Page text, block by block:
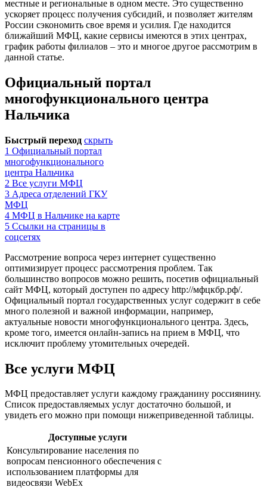
местные и региональные в одном месте. Это существенно
ускоряет процесс получения субсидий, и позволяет жителям
России сэкономить свое время и усилия. Где находится
ближайший МФЦ, какие сервисы имеются в этих центрах,
график работы филиалов – это и многое другое рассмотрим в
данной статье.
Официальный портал
многофункционального центра
Нальчика
Быстрый переход скрыть
1 Официальный портал
многофункционального
центра Нальчика
2 Все услуги МФЦ
3 Адреса отделений ГКУ
МФЦ
4 МФЦ в Нальчике на карте
5 Ссылки на страницы в
соцсетях
Рассмотрение вопроса через интернет существенно
оптимизирует процесс рассмотрения проблем. Так
большинство вопросов можно решить, посетив официальный
сайт МФЦ, который доступен по адресу http://мфцкбр.рф/.
Официальный портал государственных услуг содержит в себе
много полезной и важной информации, например,
актуальные новости многофункционального центра. Здесь,
кроме того, имеется онлайн-запись на прием в МФЦ, что
исключит проблему утомительных очередей.
Все услуги МФЦ
МФЦ предоставляет услуги каждому гражданину россиянину.
Список предоставляемых услуг достаточно большой, и
увидеть его можно при помощи нижеприведенной таблицы.
Доступные услуги
Консультирование населения по
вопросам пенсионного обеспечения с
использованием платформы для
видеосвязи WebEx